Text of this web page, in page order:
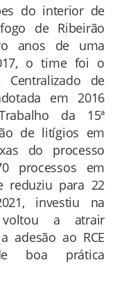
do interior de
de Ribeirão
anos de uma
o time foi o
de
em 2016
da 15ª
de litígios em
do processo
processos em
reduziu para 22
investiu na
a atrair
adesão ao RCE
boa prática